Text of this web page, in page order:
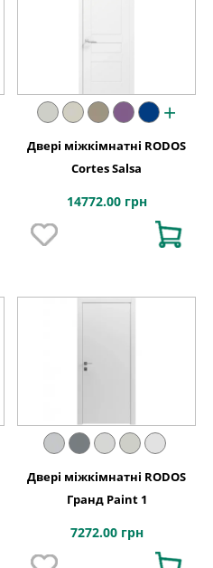
+
Двері міжкімнатні RODOS
Cortes Salsa
14772.00 грн
Двері міжкімнатні RODOS
Гранд Paint 1
7272.00 грн